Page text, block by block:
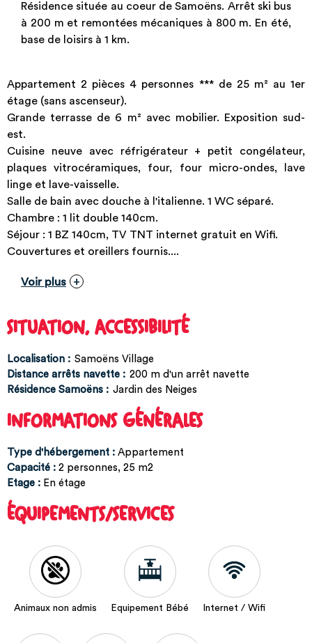
Résidence située au coeur de Samoëns. Arrêt ski bus
à 200 m et remontées mécaniques à 800 m. En été,
base de loisirs à 1 km.
Appartement 2 pièces 4 personnes *** de 25 m² au 1er
étage (sans ascenseur).
Grande terrasse de 6 m² avec mobilier. Exposition sud-
est.
Cuisine neuve avec réfrigérateur + petit congélateur,
plaques vitrocéramiques, four, four micro-ondes, lave
linge et lave-vaisselle.
Salle de bain avec douche à l'italienne. 1 WC séparé.
Chambre : 1 lit double 140cm.
Séjour : 1 BZ 140cm, TV TNT internet gratuit en Wifi.
Couvertures et oreillers fournis....
Voir plus
SITUATION, ACCESSIBILITÉ
Localisation : Samoëns Village
Distance arrêts navette : 200 m d'un arrêt navette
Résidence Samoëns : Jardin des Neiges
INFORMATIONS GÉNÉRALES
Type d'hébergement : Appartement
Capacité : 2 personnes 25 m2
Etage : En étage
ÉQUIPEMENTS/SERVICES
Animaux non admis Equipement Bébé Internet / Wifi